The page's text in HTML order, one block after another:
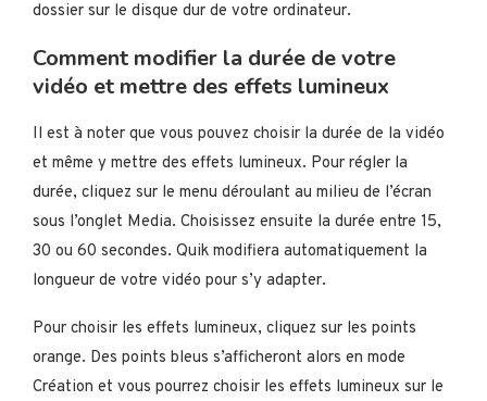
dossier sur le disque dur de votre ordinateur.
Comment modifier la durée de votre
vidéo et mettre des effets lumineux
Il est à noter que vous pouvez choisir la durée de la vidéo
et même y mettre des effets lumineux. Pour régler la
durée, cliquez sur le menu déroulant au milieu de l’écran
sous l’onglet Media. Choisissez ensuite la durée entre 15,
30 ou 60 secondes. Quik modifiera automatiquement la
longueur de votre vidéo pour s’y adapter.
Pour choisir les effets lumineux, cliquez sur les points
orange. Des points bleus s’afficheront alors en mode
Création et vous pourrez choisir les effets lumineux sur le